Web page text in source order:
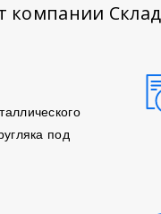
компании
под